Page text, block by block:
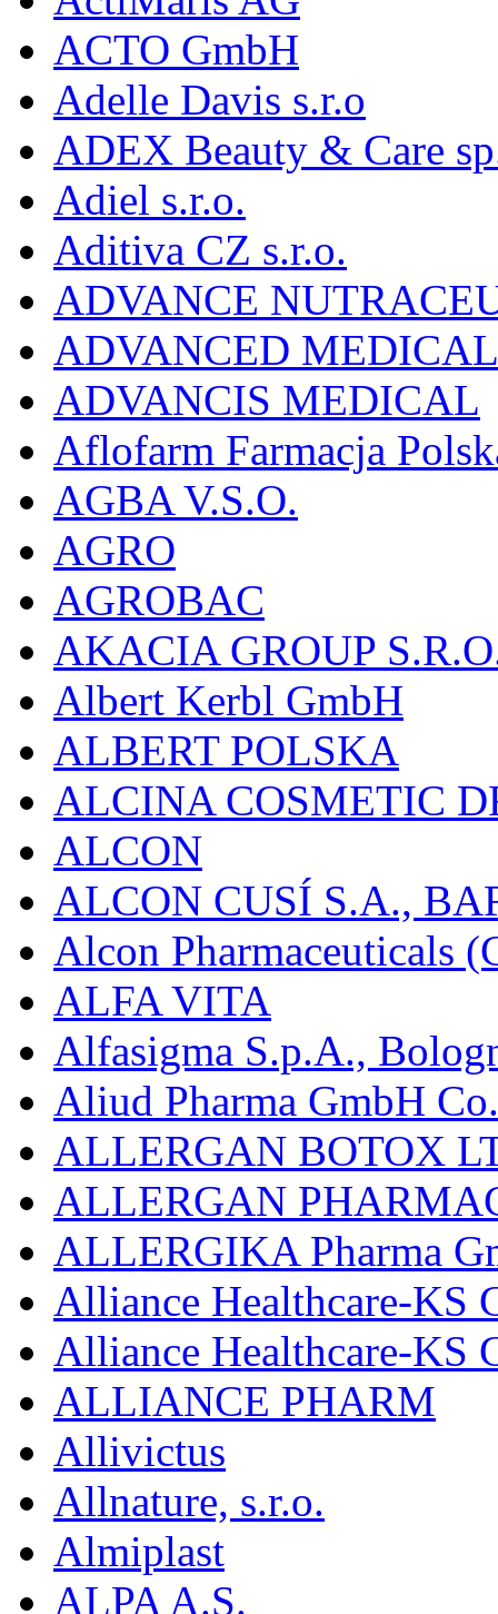
ACTO GmbH
Adelle Davis s.r.o
ADEX Beauty & Care
Adiel s.r.o.
Aditiva CZ s.r.o.
ADVANCE
ADVANCED
ADVANCIS MEDICAL
Aflofarm Farmacja
AGBA V.S.O.
AGRO
AGROBAC
AKACIA GROUP
Albert Kerbl GmbH
ALBERT POLSKA
ALCINA COSMETIC
ALCON
ALCON CUSÍ S.A.,
Alcon Pharmaceuticals
ALFA VITA
Alfasigma S.p.A.,
Aliud Pharma GmbH
ALLERGAN BOTOX
ALLERGAN
ALLERGIKA Pharma
Alliance Healthcare-KS
Alliance Healthcare-KS
ALLIANCE PHARM
Allivictus
Allnature, s.r.o.
Almiplast
ALPA A.S.